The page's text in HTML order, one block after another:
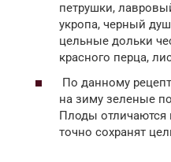
петрушки,
укропа, черный
цельные дольки
красного перца,
По данному
на зиму зеленые
Плоды
точно сохранят